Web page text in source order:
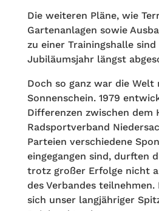
Die weiteren Pläne, wie
Gartenanlagen sowie
zu einer Trainingshalle
Jubiläumsjahr längst
Doch so ganz war die
Sonnenschein. 1979
Differenzen zwischen dem
Radsportverband
Parteien verschiedene
eingegangen sind, durften
trotz großer Erfolge nicht
des Verbandes teilnehmen.
sich unser langjähriger